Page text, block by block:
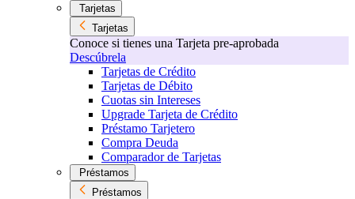
Tarjetas
Tarjetas
Conoce si tienes una Tarjeta pre-aprobada
Descúbrela
Tarjetas de Crédito
Tarjetas de Débito
Cuotas sin Intereses
Upgrade Tarjeta de Crédito
Préstamo Tarjetero
Compra Deuda
Comparador de Tarjetas
Préstamos
Préstamos